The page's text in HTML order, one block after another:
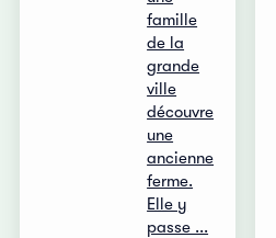
famille
de la
grande
ville
découvre
une
ancienne
ferme.
Elle y
passe ...